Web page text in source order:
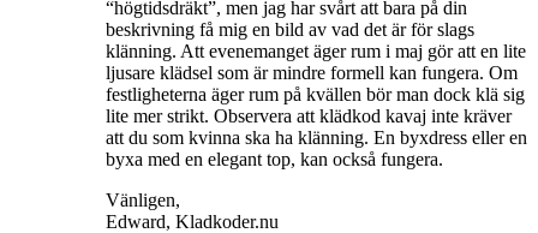
“högtidsdräkt”, men jag har svårt att bara på din
beskrivning få mig en bild av vad det är för slags
klänning. Att evenemanget äger rum i maj gör att en lite
ljusare klädsel som är mindre formell kan fungera. Om
festligheterna äger rum på kvällen bör man dock klä sig
lite mer strikt. Observera att klädkod kavaj inte kräver
att du som kvinna ska ha klänning. En byxdress eller en
byxa med en elegant top, kan också fungera.
Vänligen,
Edward, Kladkoder.nu